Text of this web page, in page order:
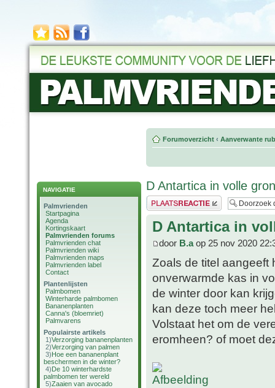
NAVIGATIE
Palmvrienden
Startpagina
Agenda
Kortingskaart
Palmvrienden forums
Palmvrienden chat
Palmvrienden wiki
Palmvrienden maps
Palmvrienden label
Contact
Plantenlijsten
Palmbomen
Winterharde palmbomen
Bananenplanten
Canna's (bloemriet)
Palmvarens
Populairste artikels
1)Verzorging bananenplanten
2)Verzorging van palmen
3)Hoe een bananenplant
beschermen in de winter?
4)De 10 winterhardste
palmbomen ter wereld
5)Zaaien van avocado
Forumoverzicht ‹ Aanverwante
D Antartica in volle
Plaats een reactie
D Antartica in
door B.aop 25 nov 2020
Zoals de titel aangeeft
onverwarmde kas in
de winter door kan
kan deze toch meer
Volstaat het om de
eromheen? of moet